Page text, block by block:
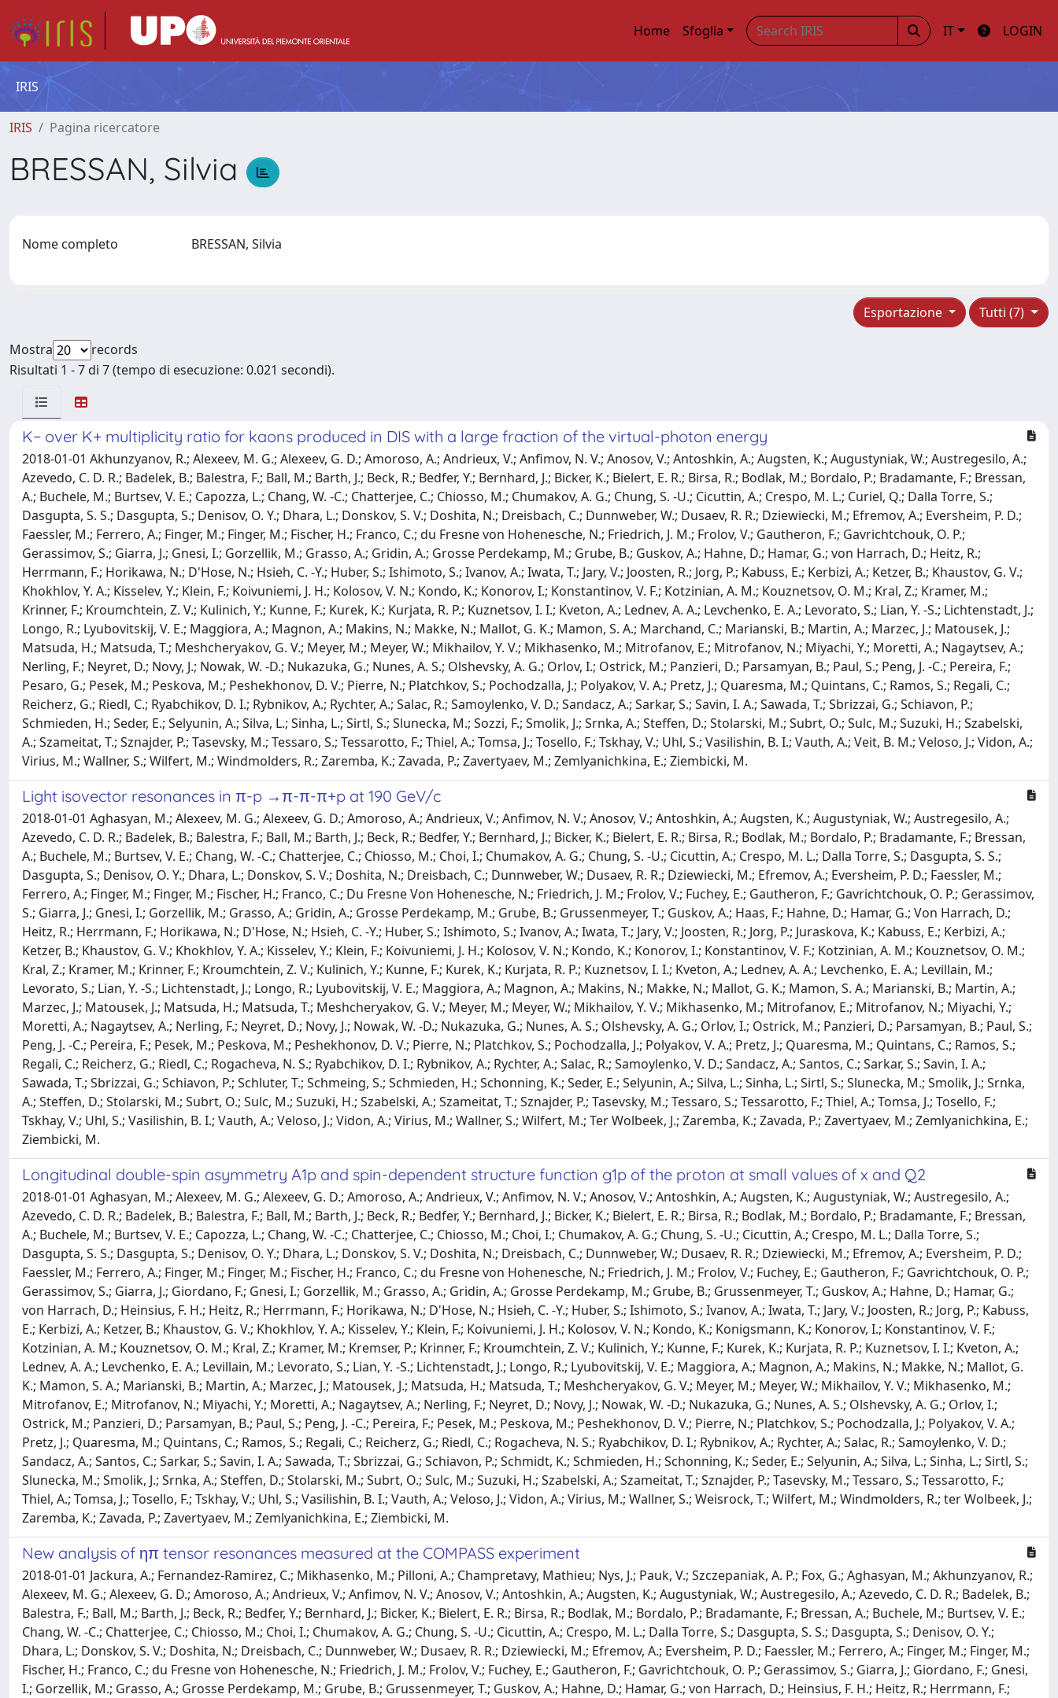
Home Sfoglia IT LOGIN
IRIS
IRIS Pagina ricercatore
BRESSAN, Silvia
Nome completo BRESSAN, Silvia
Tutti (7)
Esportazione
Mostra
records
Risultati 1 - 7 di 7 (tempo di esecuzione: 0.021 secondi).
K− over K+ multiplicity ratio for kaons produced in DIS with a large fraction of the virtual-photon energy
2018-01-01 Akhunzyanov, R.; Alexeev, M. G.; Alexeev, G. D.; Amoroso, A.; Andrieux, V.; Anfimov, N. V.; Anosov, V.; Antoshkin, A.; Augsten, K.; Augustyniak, W.; Austregesilo, A.;
Azevedo, C. D. R.; Badelek, B.; Balestra, F.; Ball, M.; Barth, J.; Beck, R.; Bedfer, Y.; Bernhard, J.; Bicker, K.; Bielert, E. R.; Birsa, R.; Bodlak, M.; Bordalo, P.; Bradamante, F.; Bressan,
A.; Buchele, M.; Burtsev, V. E.; Capozza, L.; Chang, W. -C.; Chatterjee, C.; Chiosso, M.; Chumakov, A. G.; Chung, S. -U.; Cicuttin, A.; Crespo, M. L.; Curiel, Q.; Dalla Torre, S.;
Dasgupta, S. S.; Dasgupta, S.; Denisov, O. Y.; Dhara, L.; Donskov, S. V.; Doshita, N.; Dreisbach, C.; Dunnweber, W.; Dusaev, R. R.; Dziewiecki, M.; Efremov, A.; Eversheim, P. D.;
Faessler, M.; Ferrero, A.; Finger, M.; Finger, M.; Fischer, H.; Franco, C.; du Fresne von Hohenesche, N.; Friedrich, J. M.; Frolov, V.; Gautheron, F.; Gavrichtchouk, O. P.;
Gerassimov, S.; Giarra, J.; Gnesi, I.; Gorzellik, M.; Grasso, A.; Gridin, A.; Grosse Perdekamp, M.; Grube, B.; Guskov, A.; Hahne, D.; Hamar, G.; von Harrach, D.; Heitz, R.;
Herrmann, F.; Horikawa, N.; D'Hose, N.; Hsieh, C. -Y.; Huber, S.; Ishimoto, S.; Ivanov, A.; Iwata, T.; Jary, V.; Joosten, R.; Jorg, P.; Kabuss, E.; Kerbizi, A.; Ketzer, B.; Khaustov, G. V.;
Khokhlov, Y. A.; Kisselev, Y.; Klein, F.; Koivuniemi, J. H.; Kolosov, V. N.; Kondo, K.; Konorov, I.; Konstantinov, V. F.; Kotzinian, A. M.; Kouznetsov, O. M.; Kral, Z.; Kramer, M.;
Krinner, F.; Kroumchtein, Z. V.; Kulinich, Y.; Kunne, F.; Kurek, K.; Kurjata, R. P.; Kuznetsov, I. I.; Kveton, A.; Lednev, A. A.; Levchenko, E. A.; Levorato, S.; Lian, Y. -S.; Lichtenstadt, J.;
Longo, R.; Lyubovitskij, V. E.; Maggiora, A.; Magnon, A.; Makins, N.; Makke, N.; Mallot, G. K.; Mamon, S. A.; Marchand, C.; Marianski, B.; Martin, A.; Marzec, J.; Matousek, J.;
Matsuda, H.; Matsuda, T.; Meshcheryakov, G. V.; Meyer, M.; Meyer, W.; Mikhailov, Y. V.; Mikhasenko, M.; Mitrofanov, E.; Mitrofanov, N.; Miyachi, Y.; Moretti, A.; Nagaytsev, A.;
Nerling, F.; Neyret, D.; Novy, J.; Nowak, W. -D.; Nukazuka, G.; Nunes, A. S.; Olshevsky, A. G.; Orlov, I.; Ostrick, M.; Panzieri, D.; Parsamyan, B.; Paul, S.; Peng, J. -C.; Pereira, F.;
Pesaro, G.; Pesek, M.; Peskova, M.; Peshekhonov, D. V.; Pierre, N.; Platchkov, S.; Pochodzalla, J.; Polyakov, V. A.; Pretz, J.; Quaresma, M.; Quintans, C.; Ramos, S.; Regali, C.;
Reicherz, G.; Riedl, C.; Ryabchikov, D. I.; Rybnikov, A.; Rychter, A.; Salac, R.; Samoylenko, V. D.; Sandacz, A.; Sarkar, S.; Savin, I. A.; Sawada, T.; Sbrizzai, G.; Schiavon, P.;
Schmieden, H.; Seder, E.; Selyunin, A.; Silva, L.; Sinha, L.; Sirtl, S.; Slunecka, M.; Sozzi, F.; Smolik, J.; Srnka, A.; Steffen, D.; Stolarski, M.; Subrt, O.; Sulc, M.; Suzuki, H.; Szabelski,
A.; Szameitat, T.; Sznajder, P.; Tasevsky, M.; Tessaro, S.; Tessarotto, F.; Thiel, A.; Tomsa, J.; Tosello, F.; Tskhay, V.; Uhl, S.; Vasilishin, B. I.; Vauth, A.; Veit, B. M.; Veloso, J.; Vidon, A.;
Virius, M.; Wallner, S.; Wilfert, M.; Windmolders, R.; Zaremba, K.; Zavada, P.; Zavertyaev, M.; Zemlyanichkina, E.; Ziembicki, M.
Light isovector resonances in π-p →π-π-π+p at 190 GeV/c
2018-01-01 Aghasyan, M.; Alexeev, M. G.; Alexeev, G. D.; Amoroso, A.; Andrieux, V.; Anfimov, N. V.; Anosov, V.; Antoshkin, A.; Augsten, K.; Augustyniak, W.; Austregesilo, A.;
Azevedo, C. D. R.; Badelek, B.; Balestra, F.; Ball, M.; Barth, J.; Beck, R.; Bedfer, Y.; Bernhard, J.; Bicker, K.; Bielert, E. R.; Birsa, R.; Bodlak, M.; Bordalo, P.; Bradamante, F.; Bressan,
A.; Buchele, M.; Burtsev, V. E.; Chang, W. -C.; Chatterjee, C.; Chiosso, M.; Choi, I.; Chumakov, A. G.; Chung, S. -U.; Cicuttin, A.; Crespo, M. L.; Dalla Torre, S.; Dasgupta, S. S.;
Dasgupta, S.; Denisov, O. Y.; Dhara, L.; Donskov, S. V.; Doshita, N.; Dreisbach, C.; Dunnweber, W.; Dusaev, R. R.; Dziewiecki, M.; Efremov, A.; Eversheim, P. D.; Faessler, M.;
Ferrero, A.; Finger, M.; Finger, M.; Fischer, H.; Franco, C.; Du Fresne Von Hohenesche, N.; Friedrich, J. M.; Frolov, V.; Fuchey, E.; Gautheron, F.; Gavrichtchouk, O. P.; Gerassimov,
S.; Giarra, J.; Gnesi, I.; Gorzellik, M.; Grasso, A.; Gridin, A.; Grosse Perdekamp, M.; Grube, B.; Grussenmeyer, T.; Guskov, A.; Haas, F.; Hahne, D.; Hamar, G.; Von Harrach, D.;
Heitz, R.; Herrmann, F.; Horikawa, N.; D'Hose, N.; Hsieh, C. -Y.; Huber, S.; Ishimoto, S.; Ivanov, A.; Iwata, T.; Jary, V.; Joosten, R.; Jorg, P.; Juraskova, K.; Kabuss, E.; Kerbizi, A.;
Ketzer, B.; Khaustov, G. V.; Khokhlov, Y. A.; Kisselev, Y.; Klein, F.; Koivuniemi, J. H.; Kolosov, V. N.; Kondo, K.; Konorov, I.; Konstantinov, V. F.; Kotzinian, A. M.; Kouznetsov, O. M.;
Kral, Z.; Kramer, M.; Krinner, F.; Kroumchtein, Z. V.; Kulinich, Y.; Kunne, F.; Kurek, K.; Kurjata, R. P.; Kuznetsov, I. I.; Kveton, A.; Lednev, A. A.; Levchenko, E. A.; Levillain, M.;
Levorato, S.; Lian, Y. -S.; Lichtenstadt, J.; Longo, R.; Lyubovitskij, V. E.; Maggiora, A.; Magnon, A.; Makins, N.; Makke, N.; Mallot, G. K.; Mamon, S. A.; Marianski, B.; Martin, A.;
Marzec, J.; Matousek, J.; Matsuda, H.; Matsuda, T.; Meshcheryakov, G. V.; Meyer, M.; Meyer, W.; Mikhailov, Y. V.; Mikhasenko, M.; Mitrofanov, E.; Mitrofanov, N.; Miyachi, Y.;
Moretti, A.; Nagaytsev, A.; Nerling, F.; Neyret, D.; Novy, J.; Nowak, W. -D.; Nukazuka, G.; Nunes, A. S.; Olshevsky, A. G.; Orlov, I.; Ostrick, M.; Panzieri, D.; Parsamyan, B.; Paul, S.;
Peng, J. -C.; Pereira, F.; Pesek, M.; Peskova, M.; Peshekhonov, D. V.; Pierre, N.; Platchkov, S.; Pochodzalla, J.; Polyakov, V. A.; Pretz, J.; Quaresma, M.; Quintans, C.; Ramos, S.;
Regali, C.; Reicherz, G.; Riedl, C.; Rogacheva, N. S.; Ryabchikov, D. I.; Rybnikov, A.; Rychter, A.; Salac, R.; Samoylenko, V. D.; Sandacz, A.; Santos, C.; Sarkar, S.; Savin, I. A.;
Sawada, T.; Sbrizzai, G.; Schiavon, P.; Schluter, T.; Schmeing, S.; Schmieden, H.; Schonning, K.; Seder, E.; Selyunin, A.; Silva, L.; Sinha, L.; Sirtl, S.; Slunecka, M.; Smolik, J.; Srnka,
A.; Steffen, D.; Stolarski, M.; Subrt, O.; Sulc, M.; Suzuki, H.; Szabelski, A.; Szameitat, T.; Sznajder, P.; Tasevsky, M.; Tessaro, S.; Tessarotto, F.; Thiel, A.; Tomsa, J.; Tosello, F.;
Tskhay, V.; Uhl, S.; Vasilishin, B. I.; Vauth, A.; Veloso, J.; Vidon, A.; Virius, M.; Wallner, S.; Wilfert, M.; Ter Wolbeek, J.; Zaremba, K.; Zavada, P.; Zavertyaev, M.; Zemlyanichkina, E.;
Ziembicki, M.
Longitudinal double-spin asymmetry A1p and spin-dependent structure function g1p of the proton at small values of x and Q2
2018-01-01 Aghasyan, M.; Alexeev, M. G.; Alexeev, G. D.; Amoroso, A.; Andrieux, V.; Anfimov, N. V.; Anosov, V.; Antoshkin, A.; Augsten, K.; Augustyniak, W.; Austregesilo, A.;
Azevedo, C. D. R.; Badelek, B.; Balestra, F.; Ball, M.; Barth, J.; Beck, R.; Bedfer, Y.; Bernhard, J.; Bicker, K.; Bielert, E. R.; Birsa, R.; Bodlak, M.; Bordalo, P.; Bradamante, F.; Bressan,
A.; Buchele, M.; Burtsev, V. E.; Capozza, L.; Chang, W. -C.; Chatterjee, C.; Chiosso, M.; Choi, I.; Chumakov, A. G.; Chung, S. -U.; Cicuttin, A.; Crespo, M. L.; Dalla Torre, S.;
Dasgupta, S. S.; Dasgupta, S.; Denisov, O. Y.; Dhara, L.; Donskov, S. V.; Doshita, N.; Dreisbach, C.; Dunnweber, W.; Dusaev, R. R.; Dziewiecki, M.; Efremov, A.; Eversheim, P. D.;
Faessler, M.; Ferrero, A.; Finger, M.; Finger, M.; Fischer, H.; Franco, C.; du Fresne von Hohenesche, N.; Friedrich, J. M.; Frolov, V.; Fuchey, E.; Gautheron, F.; Gavrichtchouk, O. P.;
Gerassimov, S.; Giarra, J.; Giordano, F.; Gnesi, I.; Gorzellik, M.; Grasso, A.; Gridin, A.; Grosse Perdekamp, M.; Grube, B.; Grussenmeyer, T.; Guskov, A.; Hahne, D.; Hamar, G.;
von Harrach, D.; Heinsius, F. H.; Heitz, R.; Herrmann, F.; Horikawa, N.; D'Hose, N.; Hsieh, C. -Y.; Huber, S.; Ishimoto, S.; Ivanov, A.; Iwata, T.; Jary, V.; Joosten, R.; Jorg, P.; Kabuss,
E.; Kerbizi, A.; Ketzer, B.; Khaustov, G. V.; Khokhlov, Y. A.; Kisselev, Y.; Klein, F.; Koivuniemi, J. H.; Kolosov, V. N.; Kondo, K.; Konigsmann, K.; Konorov, I.; Konstantinov, V. F.;
Kotzinian, A. M.; Kouznetsov, O. M.; Kral, Z.; Kramer, M.; Kremser, P.; Krinner, F.; Kroumchtein, Z. V.; Kulinich, Y.; Kunne, F.; Kurek, K.; Kurjata, R. P.; Kuznetsov, I. I.; Kveton, A.;
Lednev, A. A.; Levchenko, E. A.; Levillain, M.; Levorato, S.; Lian, Y. -S.; Lichtenstadt, J.; Longo, R.; Lyubovitskij, V. E.; Maggiora, A.; Magnon, A.; Makins, N.; Makke, N.; Mallot, G.
K.; Mamon, S. A.; Marianski, B.; Martin, A.; Marzec, J.; Matousek, J.; Matsuda, H.; Matsuda, T.; Meshcheryakov, G. V.; Meyer, M.; Meyer, W.; Mikhailov, Y. V.; Mikhasenko, M.;
Mitrofanov, E.; Mitrofanov, N.; Miyachi, Y.; Moretti, A.; Nagaytsev, A.; Nerling, F.; Neyret, D.; Novy, J.; Nowak, W. -D.; Nukazuka, G.; Nunes, A. S.; Olshevsky, A. G.; Orlov, I.;
Ostrick, M.; Panzieri, D.; Parsamyan, B.; Paul, S.; Peng, J. -C.; Pereira, F.; Pesek, M.; Peskova, M.; Peshekhonov, D. V.; Pierre, N.; Platchkov, S.; Pochodzalla, J.; Polyakov, V. A.;
Pretz, J.; Quaresma, M.; Quintans, C.; Ramos, S.; Regali, C.; Reicherz, G.; Riedl, C.; Rogacheva, N. S.; Ryabchikov, D. I.; Rybnikov, A.; Rychter, A.; Salac, R.; Samoylenko, V. D.;
Sandacz, A.; Santos, C.; Sarkar, S.; Savin, I. A.; Sawada, T.; Sbrizzai, G.; Schiavon, P.; Schmidt, K.; Schmieden, H.; Schonning, K.; Seder, E.; Selyunin, A.; Silva, L.; Sinha, L.; Sirtl, S.;
Slunecka, M.; Smolik, J.; Srnka, A.; Steffen, D.; Stolarski, M.; Subrt, O.; Sulc, M.; Suzuki, H.; Szabelski, A.; Szameitat, T.; Sznajder, P.; Tasevsky, M.; Tessaro, S.; Tessarotto, F.;
Thiel, A.; Tomsa, J.; Tosello, F.; Tskhay, V.; Uhl, S.; Vasilishin, B. I.; Vauth, A.; Veloso, J.; Vidon, A.; Virius, M.; Wallner, S.; Weisrock, T.; Wilfert, M.; Windmolders, R.; ter Wolbeek, J.;
Zaremba, K.; Zavada, P.; Zavertyaev, M.; Zemlyanichkina, E.; Ziembicki, M.
New analysis of ηπ tensor resonances measured at the COMPASS experiment
2018-01-01 Jackura, A.; Fernandez-Ramirez, C.; Mikhasenko, M.; Pilloni, A.; Champretavy, Mathieu; Nys, J.; Pauk, V.; Szczepaniak, A. P.; Fox, G.; Aghasyan, M.; Akhunzyanov, R.;
Alexeev, M. G.; Alexeev, G. D.; Amoroso, A.; Andrieux, V.; Anfimov, N. V.; Anosov, V.; Antoshkin, A.; Augsten, K.; Augustyniak, W.; Austregesilo, A.; Azevedo, C. D. R.; Badelek, B.;
Balestra, F.; Ball, M.; Barth, J.; Beck, R.; Bedfer, Y.; Bernhard, J.; Bicker, K.; Bielert, E. R.; Birsa, R.; Bodlak, M.; Bordalo, P.; Bradamante, F.; Bressan, A.; Buchele, M.; Burtsev, V. E.;
Chang, W. -C.; Chatterjee, C.; Chiosso, M.; Choi, I.; Chumakov, A. G.; Chung, S. -U.; Cicuttin, A.; Crespo, M. L.; Dalla Torre, S.; Dasgupta, S. S.; Dasgupta, S.; Denisov, O. Y.;
Dhara, L.; Donskov, S. V.; Doshita, N.; Dreisbach, C.; Dunnweber, W.; Dusaev, R. R.; Dziewiecki, M.; Efremov, A.; Eversheim, P. D.; Faessler, M.; Ferrero, A.; Finger, M.; Finger, M.;
Fischer, H.; Franco, C.; du Fresne von Hohenesche, N.; Friedrich, J. M.; Frolov, V.; Fuchey, E.; Gautheron, F.; Gavrichtchouk, O. P.; Gerassimov, S.; Giarra, J.; Giordano, F.; Gnesi,
I.; Gorzellik, M.; Grasso, A.; Grosse Perdekamp, M.; Grube, B.; Grussenmeyer, T.; Guskov, A.; Hahne, D.; Hamar, G.; von Harrach, D.; Heinsius, F. H.; Heitz, R.; Herrmann, F.;